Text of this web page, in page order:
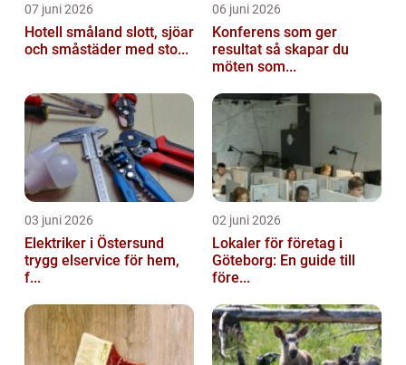
07 juni 2026
Hotell småland slott, sjöar
och småstäder med sto...
06 juni 2026
Konferens som ger
resultat så skapar du
möten som...
03 juni 2026
Elektriker i Östersund
trygg elservice för hem,
f...
02 juni 2026
Lokaler för företag i
Göteborg: En guide till
före...